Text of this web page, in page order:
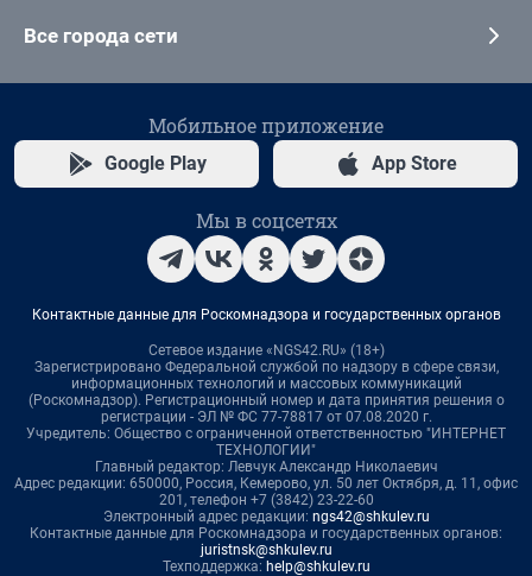
Все города сети
Мобильное приложение
Google Play App Store
Мы в соцсетях
Контактные данные для Роскомнадзора и государственных органов
Сетевое издание «NGS42.RU» (18+)
Зарегистрировано Федеральной службой по надзору в сфере связи,
информационных технологий и массовых коммуникаций
(Роскомнадзор). Регистрационный номер и дата принятия решения о
регистрации - ЭЛ № ФС 77-78817 от 07.08.2020 г.
Учредитель: Общество с ограниченной ответственностью "ИНТЕРНЕТ
ТЕХНОЛОГИИ"
Главный редактор: Левчук Александр Николаевич
Адрес редакции: 650000, Россия, Кемерово, ул. 50 лет Октября, д. 11, офис
201, телефон +7 (3842) 23-22-60
Электронный адрес редакции: ngs42@shkulev.ru
Контактные данные для Роскомнадзора и государственных органов:
juristnsk@shkulev.ru
Техподдержка: help@shkulev.ru